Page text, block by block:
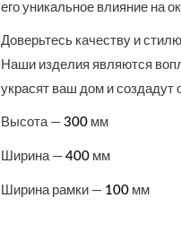
его уникальное влияние на
Доверьтесь качеству и
Наши изделия являются
украсят ваш дом и
Высота —300 мм
Ширина —400 мм
Ширина рамки — 100 мм